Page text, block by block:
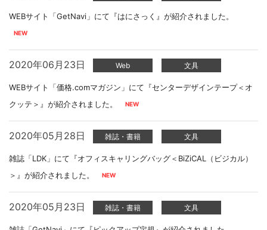
WEBサイト「GetNavi」にて『はにさっく』が紹介されました。
2020年06月23日 Web 文具
WEBサイト「価格.comマガジン」にて『センターデザインテープ＜オ
クッテ＞』が紹介されました。
2020年05月28日 雑誌・書籍 文具
雑誌「LDK」にて『オフィスキャリングバッグ＜BiZiCAL（ビジカル）
＞』が紹介されました。
2020年05月23日 雑誌・書籍 文具